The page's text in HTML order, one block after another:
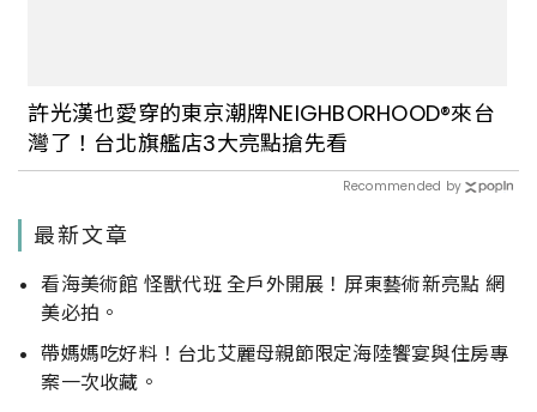
許光漢也愛穿的東京潮牌NEIGHBORHOOD®來台
灣了！台北旗艦店3大亮點搶先看
Recommended by
最新文章
看海美術館 怪獸代班 全戶外開展！屏東藝術新亮點 網
美必拍。
帶媽媽吃好料！台北艾麗母親節限定海陸饗宴與住房專
案一次收藏。